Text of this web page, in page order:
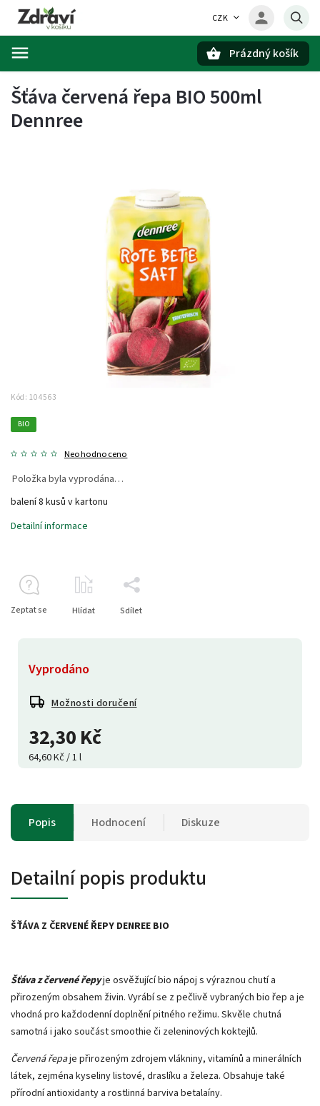
CZK
Prázdný košík
Šťáva červená řepa BIO 500ml
Dennree
Kód: 104563
BIO
Neohodnoceno
32,30 Kč
64,60 Kč / 1 l
Vyprodáno
Možnosti doručení
Položka byla vyprodána…
balení 8 kusů v kartonu
Detailní informace
Zeptat se Hlídat Sdílet
Popis Hodnocení Diskuze
Detailní popis produktu
ŠŤÁVA Z ČERVENÉ ŘEPY DENREE BIO
Šťáva z červené řepyje osvěžující bio nápoj s výraznou chutí a
přirozeným obsahem živin. Vyrábí se z pečlivě vybraných bio řep a je
vhodná pro každodenní doplnění pitného režimu. Skvěle chutná
samotná i jako součást smoothie či zeleninových koktejlů.
Červená řepaje přirozeným zdrojem vlákniny, vitamínů a minerálních
látek, zejména kyseliny listové, draslíku a železa. Obsahuje také
přírodní antioxidanty a rostlinná barviva betalaíny.